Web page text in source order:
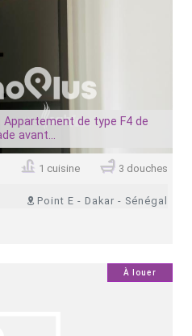
Appartement de type F4 de
avant...
1 cuisine 3 douches
Point E - Dakar - Sénégal
À louer0